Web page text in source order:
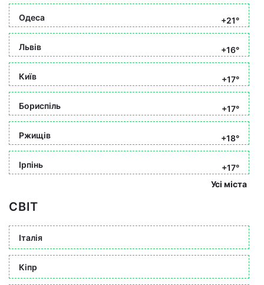
Одеса +21°
Львів +16°
Київ +17°
Бориспіль +17°
Ржищів +18°
Ірпінь
+17°
Усі міста
СВІТ
Італія
Кіпр